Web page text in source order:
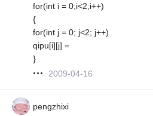
for(int i = 0;i<2;i++)
{
for(int j = 0; j<2; j++)
qipu[i][j] =
}
2009-04-16
pengzhixi